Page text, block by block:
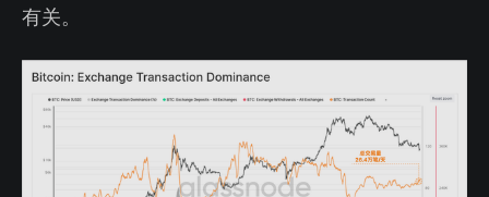
有关。